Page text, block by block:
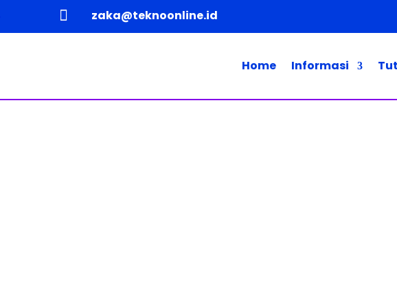
 zaka@teknoonline.id
Home Informasi